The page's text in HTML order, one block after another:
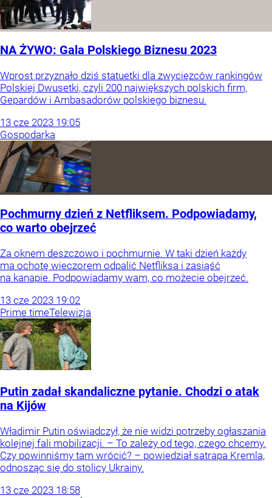
NA ŻYWO: Gala Polskiego Biznesu 2023
Wprost przyznało dziś statuetki dla zwycięzców rankingów
Polskiej Dwusetki, czyli 200 największych polskich firm,
Gepardów i Ambasadorów polskiego biznesu.
13 cze 2023 19:05
Gospodarka
Pochmurny dzień z Netfliksem. Podpowiadamy,
co warto obejrzeć
Za oknem deszczowo i pochmurnie. W taki dzień każdy
ma ochotę wieczorem odpalić Netfliksa i zasiąść
na kanapie. Podpowiadamy wam, co możecie obejrzeć.
13 cze 2023 19:02
Prime timeTelewizja
Putin zadał skandaliczne pytanie. Chodzi o atak
na Kijów
Władimir Putin oświadczył, że nie widzi potrzeby ogłaszania
kolejnej fali mobilizacji. – To zależy od tego, czego chcemy.
Czy powinniśmy tam wrócić? – powiedział satrapa Kremla,
odnosząc się do stolicy Ukrainy.
13 cze 2023 18:58